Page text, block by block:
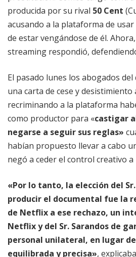
producida por su rival 50 Cent
acusando a la plataforma de
de estar vengándose de él.
streaming respondió,
El pasado lunes los abogados
una carta de cese y desistimiento
recriminando a la plataforma
como productor para «castigar
negarse a seguir sus reglas»
habían propuesto llevar a cabo
negó a ceder el control creativo
«Por lo tanto, la elección del
producir el documental fue la
de Netflix a ese rechazo, un
Netflix y del Sr. Sarandos de
personal unilateral, en lugar
equilibrada y precisa»,